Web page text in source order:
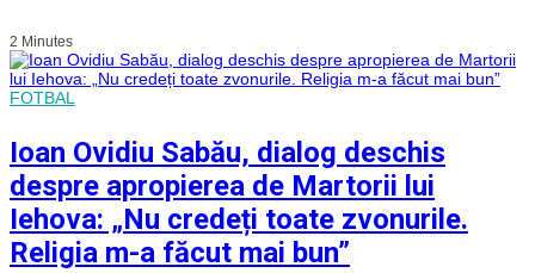
2 Minutes
FOTBAL
Ioan Ovidiu Sabău, dialog deschis
despre apropierea de Martorii lui
Iehova: „Nu credeți toate zvonurile.
Religia m-a făcut mai bun”